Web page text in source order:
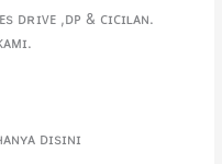
ᴅʀɪᴠᴇ ,ᴅᴘ & ᴄɪᴄɪʟᴀɴ.
ᴅɪsɪɴɪ